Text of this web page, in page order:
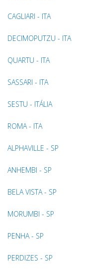
CAGLIARI - ITA
DECIMOPUTZU - ITA
QUARTU - ITA
SASSARI - ITA
SESTU - ITÁLIA
ROMA - ITA
ALPHAVILLE - SP
ANHEMBI - SP
BELA VISTA - SP
MORUMBI - SP
PENHA - SP
PERDIZES - SP